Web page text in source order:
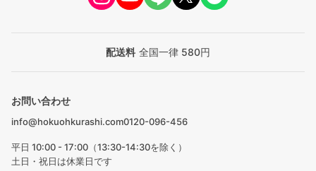
配送料 全国一律 580円
お問い合わせ
info@hokuohkurashi.com0120-096-456
平日 10:00 - 17:00（13:30-14:30を除く）
土日・祝日は休業日です